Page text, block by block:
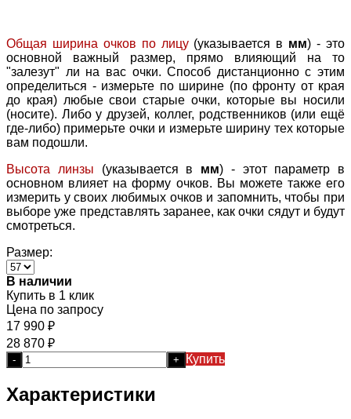
Общая ширина очков по лицу(указывается в мм) - это
основной важный размер, прямо влияющий на то
"залезут" ли на вас очки. Способ дистанционно с этим
определиться - измерьте по ширине (по фронту от края
до края) любые свои старые очки, которые вы носили
(носите). Либо у друзей, коллег, родственников (или ещё
где-либо) примерьте очки и измерьте ширину тех которые
вам подошли.
Высота линзы (указывается в мм) - этот параметр в
основном влияет на форму очков. Вы можете также его
измерить у своих любимых очков и запомнить, чтобы при
выборе уже представлять заранее, как очки сядут и будут
смотреться.
Размер:
В наличии
Купить в 1 клик
Цена по запросу
17 990 ₽
28 870 ₽
- + Купить
Характеристики